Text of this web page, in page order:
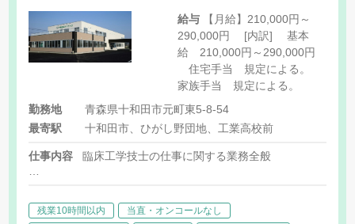
給与
290,000円 [内訳] 基本
給 210,000円～290,000円
住宅手当 規定による。
家族手当 規定による。
勤務地
青森県十和田市元町東5-8-54
最寄駅
十和田市、ひがし野団地、工業高校前
仕事内容 臨床工学技士の仕事に関する業務全般
・医師の指示のもとに血液浄化装置等機器の操作及び保守点検
・機器のメンテナンスや調整等
残業10時間以内
当直・オンコールなし